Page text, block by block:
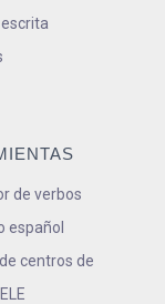
de verbos
español
centros de